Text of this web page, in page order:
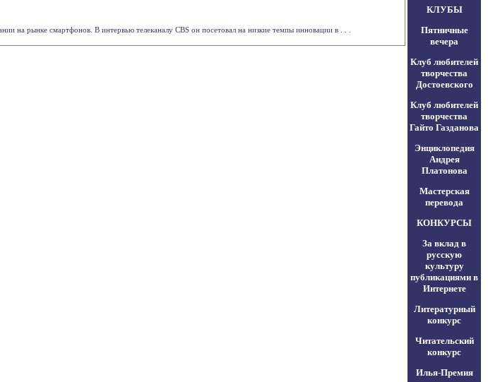
на рынке смартфонов. В интервью телеканалу CBS он посетовал на низкие темпы инновации в . . .
КЛУБЫ
Пятничные
вечера
Клуб любителей
творчества
Достоевского
Клуб любителей
творчества
Гайто Газданова
Энциклопедия
Андрея
Платонова
Мастерская
перевода
КОНКУРСЫ
За вклад в
русскую
культуру
публикациями в
Интернете
Литературный
конкурс
Читательский
конкурс
Илья-Премия